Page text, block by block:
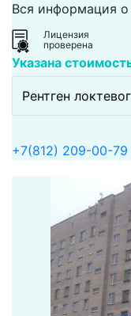
Вся информация о
Лицензия
проверена
Указана
Рентген
+7(812) 209-00-79